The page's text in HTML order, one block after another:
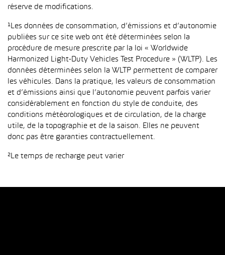
réserve de modifications.
¹Les données de consommation, d’émissions et d’autonomie
publiées sur ce site web ont été déterminées selon la
procédure de mesure prescrite par la loi « Worldwide
Harmonized Light-Duty Vehicles Test Procedure » (WLTP). Les
données déterminées selon la WLTP permettent de comparer
les véhicules. Dans la pratique, les valeurs de consommation
et d’émissions ainsi que l’autonomie peuvent parfois varier
considérablement en fonction du style de conduite, des
conditions météorologiques et de circulation, de la charge
utile, de la topographie et de la saison. Elles ne peuvent
donc pas être garanties contractuellement.
²Le temps de recharge peut varier